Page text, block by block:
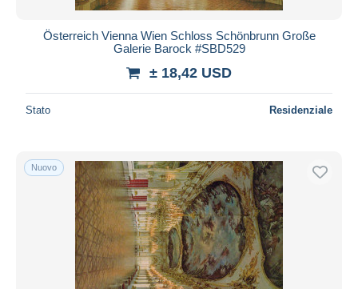
Österreich Vienna Wien Schloss Schönbrunn Große
Galerie Barock #SBD529
± 18,42 USD
Stato Residenziale
Nuovo